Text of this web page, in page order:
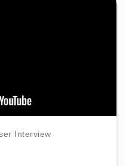
Interview